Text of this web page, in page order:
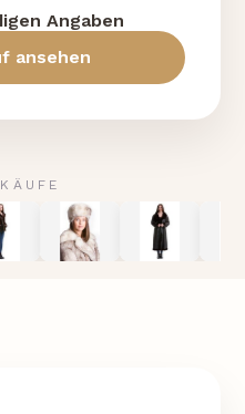
Angaben
ansehen